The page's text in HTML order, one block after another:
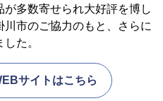
多数寄せられ大好評を博し
市のご協力のもと、さらに
た。
サイトはこちら